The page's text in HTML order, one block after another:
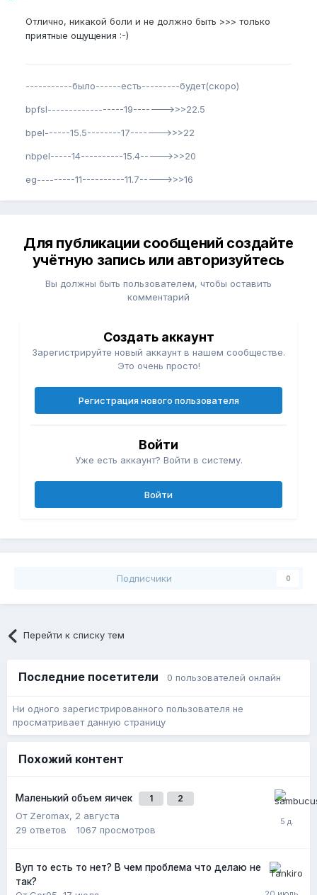
Отлично, никакой боли и не должно быть >>> только
приятные ощущения :-)
-----------было------есть---------будет(скоро)
bpfsl------------------19------->>>22.5
bpel------15.5--------17------->>>22
nbpel-----14----------15.4----->>>20
eg---------11----------11.7----->>>16
Для публикации сообщений создайте
учётную запись или авторизуйтесь
Вы должны быть пользователем, чтобы оставить
комментарий
Создать аккаунт
Зарегистрируйте новый аккаунт в нашем сообществе.
Это очень просто!
Регистрация нового пользователя
Войти
Уже есть аккаунт? Войти в систему.
Войти
Подписчики 0
Перейти к списку тем
Последние посетители 0 пользователей онлайн
Ни одного зарегистрированного пользователя не
просматривает данную страницу
Похожий контент
Маленький объем яичек 1 2
От Zeromax, 2 августа
29 ответов 1067 просмотров
Вуп то есть то нет? В чем проблема что делаю не
так?